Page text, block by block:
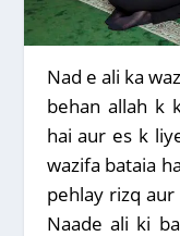
Nad e ali ka
behan allah k
hai aur es k
wazifa bataia
pehlay rizq
Naade ali ki